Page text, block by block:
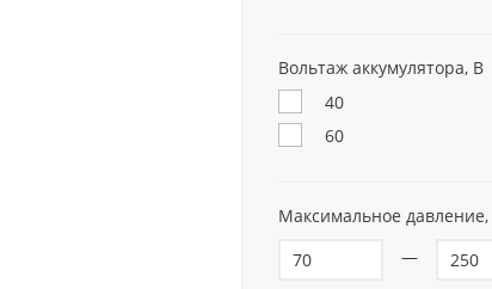
Вольтаж аккумулятора, В
40
60
Максимальное давление,
—